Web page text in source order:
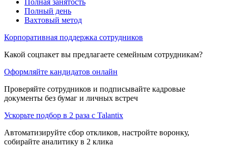
Полный день
Вахтовый метод
Корпоративная поддержка сотрудников
Какой соцпакет вы предлагаете семейным сотрудникам?
Оформляйте кандидатов онлайн
Проверяйте сотрудников и подписывайте кадровые
документы без бумаг и личных встреч
Ускорьте подбор в 2 раза с Talantix
Автоматизируйте сбор откликов, настройте воронку,
собирайте аналитику в 2 клика